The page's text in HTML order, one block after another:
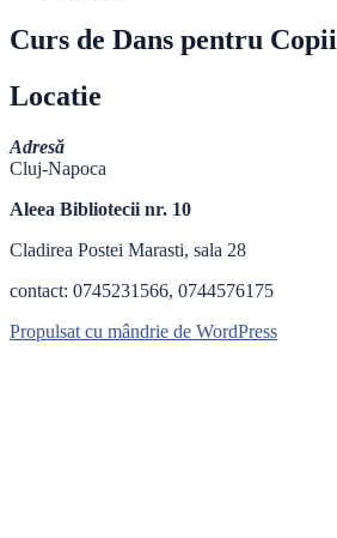
Curs de Dans pentru Copii
Locatie
Adresă
Cluj-Napoca
Aleea Bibliotecii nr. 10
Cladirea Postei Marasti, sala 28
contact: 0745231566, 0744576175
Propulsat cu mândrie de WordPress